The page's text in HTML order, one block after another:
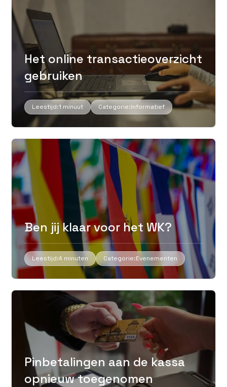
Het online transactieoverzicht
gebruiken
Leestijd:1 minuut Categorie:Informatief
Ben jij klaar voor het WK?
Leestijd:4 minuten Categorie:Evenementen
Pinbetalingen aan de kassa
opnieuw toegenomen